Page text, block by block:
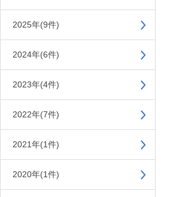
2025年(9件)
2024年(6件)
2023年(4件)
2022年(7件)
2021年(1件)
2020年(1件)